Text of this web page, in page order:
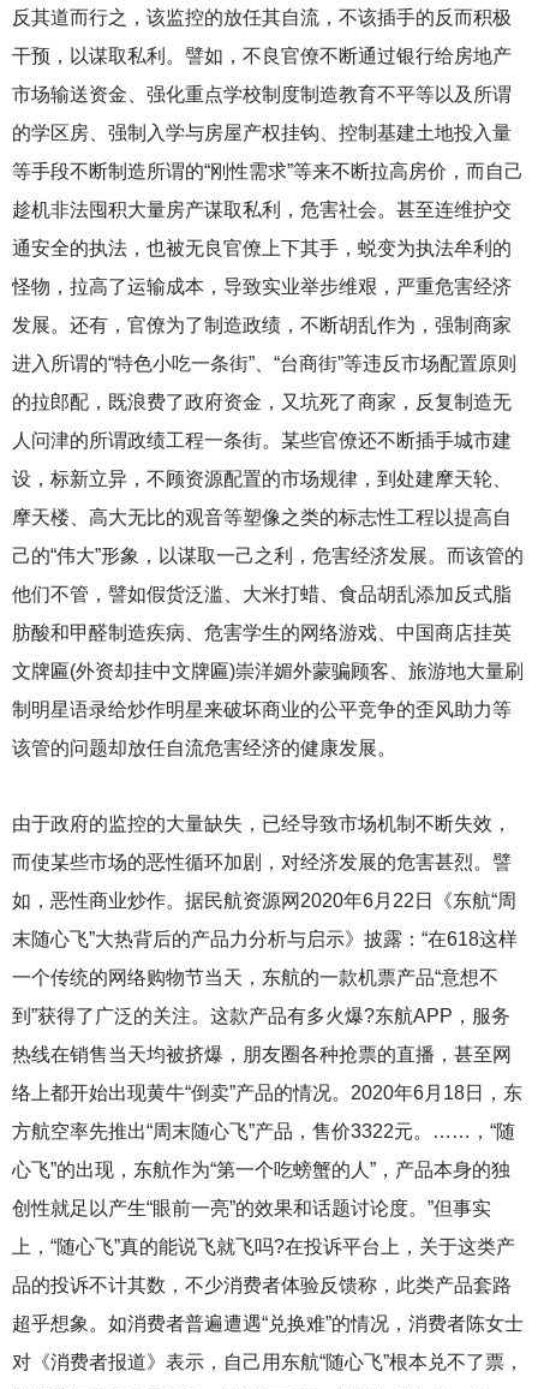
反其道而行之，该监控的放任其自流，不该插手的反而积极
干预，以谋取私利。譬如，不良官僚不断通过银行给房地产
市场输送资金、强化重点学校制度制造教育不平等以及所谓
的学区房、强制入学与房屋产权挂钩、控制基建土地投入量
等手段不断制造所谓的“刚性需求”等来不断拉高房价，而自己
趁机非法囤积大量房产谋取私利，危害社会。甚至连维护交
通安全的执法，也被无良官僚上下其手，蜕变为执法牟利的
怪物，拉高了运输成本，导致实业举步维艰，严重危害经济
发展。还有，官僚为了制造政绩，不断胡乱作为，强制商家
进入所谓的“特色小吃一条街”、“台商街”等违反市场配置原则
的拉郎配，既浪费了政府资金，又坑死了商家，反复制造无
人问津的所谓政绩工程一条街。某些官僚还不断插手城市建
设，标新立异，不顾资源配置的市场规律，到处建摩天轮、
摩天楼、高大无比的观音等塑像之类的标志性工程以提高自
己的“伟大”形象，以谋取一己之利，危害经济发展。而该管的
他们不管，譬如假货泛滥、大米打蜡、食品胡乱添加反式脂
肪酸和甲醛制造疾病、危害学生的网络游戏、中国商店挂英
文牌匾(外资却挂中文牌匾)崇洋媚外蒙骗顾客、旅游地大量刷
制明星语录给炒作明星来破坏商业的公平竞争的歪风助力等
该管的问题却放任自流危害经济的健康发展。
由于政府的监控的大量缺失，已经导致市场机制不断失效，
而使某些市场的恶性循环加剧，对经济发展的危害甚烈。譬
如，恶性商业炒作。据民航资源网2020年6月22日《东航“周
末随心飞”大热背后的产品力分析与启示》披露：“在618这样
一个传统的网络购物节当天，东航的一款机票产品“意想不
到”获得了广泛的关注。这款产品有多火爆?东航APP，服务
热线在销售当天均被挤爆，朋友圈各种抢票的直播，甚至网
络上都开始出现黄牛“倒卖”产品的情况。2020年6月18日，东
方航空率先推出“周末随心飞”产品，售价3322元。……，“随
心飞”的出现，东航作为“第一个吃螃蟹的人”，产品本身的独
创性就足以产生“眼前一亮”的效果和话题讨论度。”但事实
上，“随心飞”真的能说飞就飞吗?在投诉平台上，关于这类产
品的投诉不计其数，不少消费者体验反馈称，此类产品套路
超乎想象。如消费者普遍遭遇“兑换难”的情况，消费者陈女士
对《消费者报道》表示，自己用东航“随心飞”根本兑不了票，